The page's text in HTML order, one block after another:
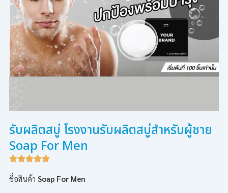
รับผลิตสบู่ โรงงานรับผลิตสบู่สำหรับผู้ชาย
Soap For Men
ชื่อสินค้า Soap For Men